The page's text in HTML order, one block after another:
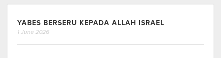
YABES BERSERU KEPADA ALLAH ISRAEL
1 June 2026